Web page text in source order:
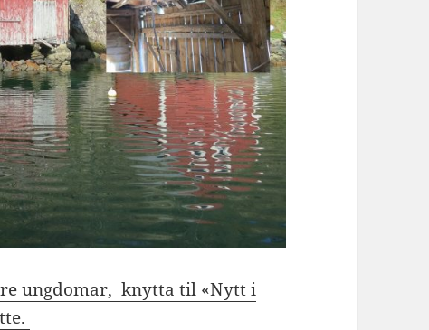
ungdomar, knytta til «Nytt i